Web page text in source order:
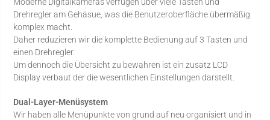
Drehregler am Gehäsue, was die Benutzeroberfläche übermäßig
komplex macht.
Daher reduzieren wir die komplette Bedienung auf 3 Tasten und
einen Drehregler.
Um dennoch die Übersicht zu bewahren ist ein zusatz LCD
Display verbaut der die wesentlichen Einstellungen darstellt.
Dual-Layer-Menüsystem
Wir haben alle Menüpunkte von grund auf neu organisiert und in